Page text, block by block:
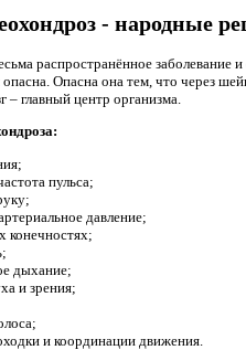
- народные
распространённое заболевание и
Опасна она тем, что через
– главный центр организма.
пульса;
давление;
конечностях;
дыхание;
и зрения;
и координации движения.